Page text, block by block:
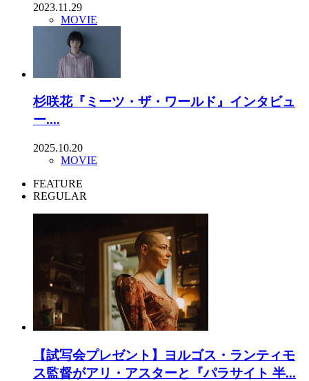
2023.11.29
MOVIE
杉咲花『ミーツ・ザ・ワールド』インタビュ
ー....
2025.10.20
MOVIE
FEATURE
REGULAR
【試写会プレゼント】ヨルゴス・ランティモ
ス監督がアリ・アスターと『パラサイト 半...